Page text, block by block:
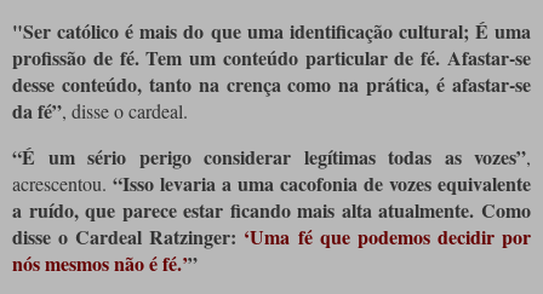
"Ser católico é mais do que uma identificação cultural; É uma
profissão de fé. Tem um conteúdo particular de fé. Afastar-se
desse conteúdo, tanto na crença como na prática, é afastar-se
da fé”, disse o cardeal.
“É um sério perigo considerar legítimas todas as vozes”,
acrescentou. “Isso levaria a uma cacofonia de vozes equivalente
a ruído, que parece estar ficando mais alta atualmente. Como
disse o Cardeal Ratzinger: ‘Uma fé que podemos decidir por
nós mesmos não é fé.’”